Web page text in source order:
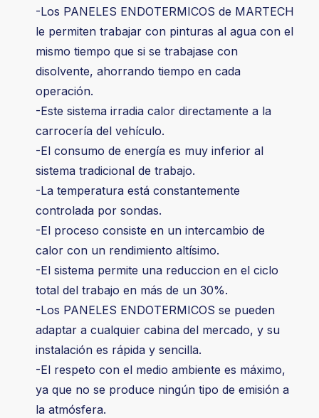
-Los PANELES ENDOTERMICOS de MARTECH
le permiten trabajar con pinturas al agua con el
mismo tiempo que si se trabajase con
disolvente, ahorrando tiempo en cada
operación.
-Este sistema irradia calor directamente a la
carrocería del vehículo.
-El consumo de energía es muy inferior al
sistema tradicional de trabajo.
-La temperatura está constantemente
controlada por sondas.
-El proceso consiste en un intercambio de
calor con un rendimiento altísimo.
-El sistema permite una reduccion en el ciclo
total del trabajo en más de un 30%.
-Los PANELES ENDOTERMICOS se pueden
adaptar a cualquier cabina del mercado, y su
instalación es rápida y sencilla.
-El respeto con el medio ambiente es máximo,
ya que no se produce ningún tipo de emisión a
la atmósfera.